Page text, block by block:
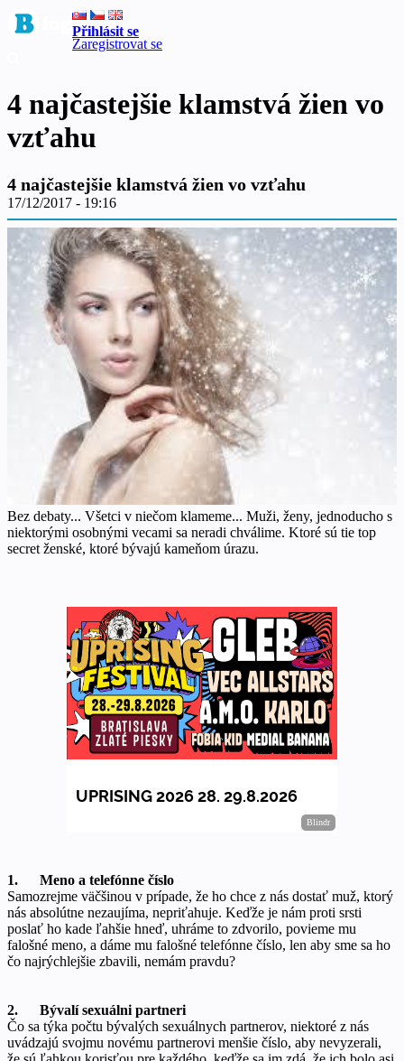
Přihlásit se
Zaregistrovat se
4 najčastejšie klamstvá žien vo
vzťahu
4 najčastejšie klamstvá žien vo vzťahu
17/12/2017 - 19:16
Bez debaty... Všetci v niečom klameme... Muži, ženy, jednoducho s
niektorými osobnými vecami sa neradi chválime. Ktoré sú tie top
secret ženské, ktoré bývajú kameňom úrazu.
1. Meno a telefónne číslo
Samozrejme väčšinou v prípade, že ho chce z nás dostať muž, ktorý
nás absolútne nezaujíma, nepriťahuje. Keďže je nám proti srsti
poslať ho kade ľahšie hneď, uhráme to zdvorilo, povieme mu
falošné meno, a dáme mu falošné telefónne číslo, len aby sme sa ho
čo najrýchlejšie zbavili, nemám pravdu?
2. Bývalí sexuálni partneri
Čo sa týka počtu bývalých sexuálnych partnerov, niektoré z nás
uvádzajú svojmu novému partnerovi menšie číslo, aby nevyzerali,